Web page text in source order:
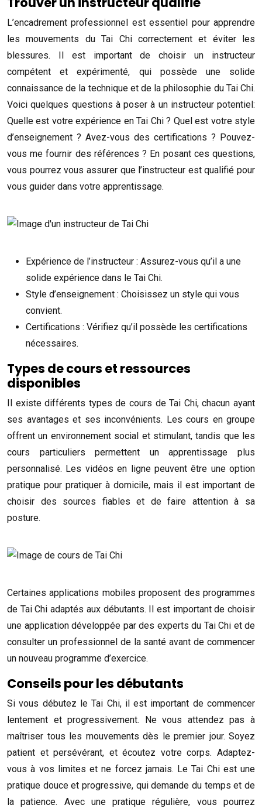
L’encadrement professionnel est essentiel pour apprendre
les mouvements du Tai Chi correctement et éviter les
blessures. Il est important de choisir un instructeur
compétent et expérimenté, qui possède une solide
connaissance de la technique et de la philosophie du Tai Chi.
Voici quelques questions à poser à un instructeur potentiel:
Quelle est votre expérience en Tai Chi ? Quel est votre style
d’enseignement ? Avez-vous des certifications ? Pouvez-
vous me fournir des références ? En posant ces questions,
vous pourrez vous assurer que l’instructeur est qualifié pour
vous guider dans votre apprentissage.
Expérience de l’instructeur : Assurez-vous qu’il a une
solide expérience dans le Tai Chi.
Style d’enseignement : Choisissez un style qui vous
convient.
Certifications : Vérifiez qu’il possède les certifications
nécessaires.
Types de cours et ressources
disponibles
Il existe différents types de cours de Tai Chi, chacun ayant
ses avantages et ses inconvénients. Les cours en groupe
offrent un environnement social et stimulant, tandis que les
cours particuliers permettent un apprentissage plus
personnalisé. Les vidéos en ligne peuvent être une option
pratique pour pratiquer à domicile, mais il est important de
choisir des sources fiables et de faire attention à sa
posture.
Certaines applications mobiles proposent des programmes
de Tai Chi adaptés aux débutants. Il est important de choisir
une application développée par des experts du Tai Chi et de
consulter un professionnel de la santé avant de commencer
un nouveau programme d’exercice.
Conseils pour les débutants
Si vous débutez le Tai Chi, il est important de commencer
lentement et progressivement. Ne vous attendez pas à
maîtriser tous les mouvements dès le premier jour. Soyez
patient et persévérant, et écoutez votre corps. Adaptez-
vous à vos limites et ne forcez jamais. Le Tai Chi est une
pratique douce et progressive, qui demande du temps et de
la patience. Avec une pratique régulière, vous pourrez